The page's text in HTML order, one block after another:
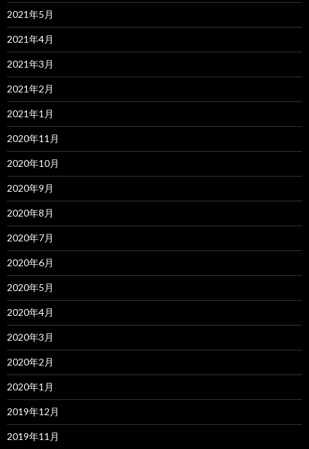
2021年5月
2021年4月
2021年3月
2021年2月
2021年1月
2020年11月
2020年10月
2020年9月
2020年8月
2020年7月
2020年6月
2020年5月
2020年4月
2020年3月
2020年2月
2020年1月
2019年12月
2019年11月